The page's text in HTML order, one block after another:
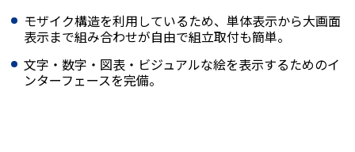
モザイク構造を利用しているため、単体表示から大画面
表示まで組み合わせが自由で組立取付も簡単。
文字・数字・図表・ビジュアルな絵を表示するためのイ
ンターフェースを完備。